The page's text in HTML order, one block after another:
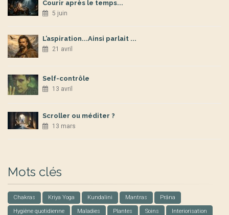
Courir après le temps...
5 juin
L’aspiration...Ainsi parlait ...
21 avril
Self-contrôle
13 avril
Scroller ou méditer ?
13 mars
Mots clés
Chakras Kriya Yoga Kundalini Mantras Prâna
Hygiène quotidienne Maladies Plantes Soins Interiorisation